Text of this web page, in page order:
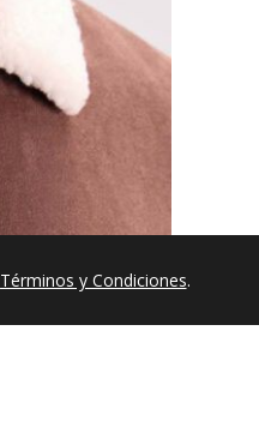
Términos y Condiciones.